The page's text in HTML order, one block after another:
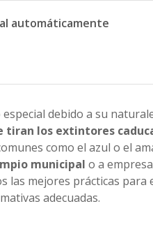
automáticamente
debido a su
tiran los extintores
como el azul o el
municipal o a
las mejores prácticas para
adecuadas.